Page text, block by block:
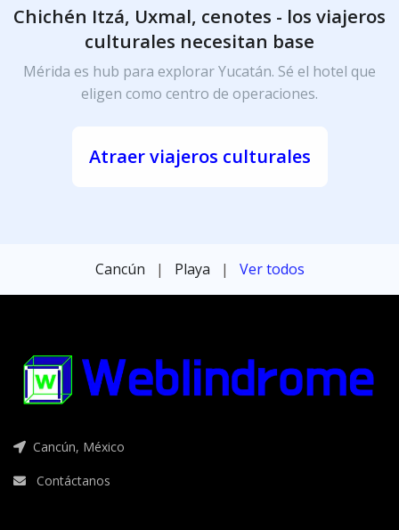
Chichén Itzá, Uxmal, cenotes - los viajeros
culturales necesitan base
Mérida es hub para explorar Yucatán. Sé el hotel que
eligen como centro de operaciones.
Atraer viajeros culturales
Cancún | Playa | Ver todos
Cancún, México
Contáctanos